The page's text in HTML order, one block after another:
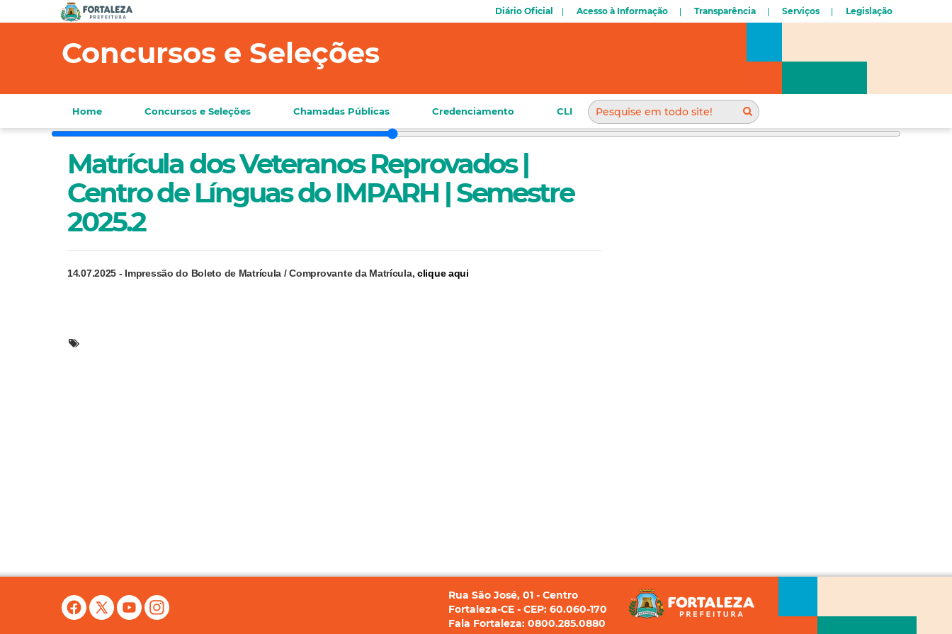
Diário Oficial Acesso à Informação Transparência Serviços Legislação
Concursos e Seleções
Home Concursos e Seleções Chamadas Públicas Credenciamento CLI
Matrícula dos Veteranos Reprovados |
Centro de Línguas do IMPARH | Semestre
2025.2
14.07.2025 - Impressão do Boleto de Matrícula / Comprovante da Matrícula, clique aqui
Rua São José, 01 - Centro
Fortaleza-CE - CEP: 60.060-170
Fala Fortaleza: 0800.285.0880